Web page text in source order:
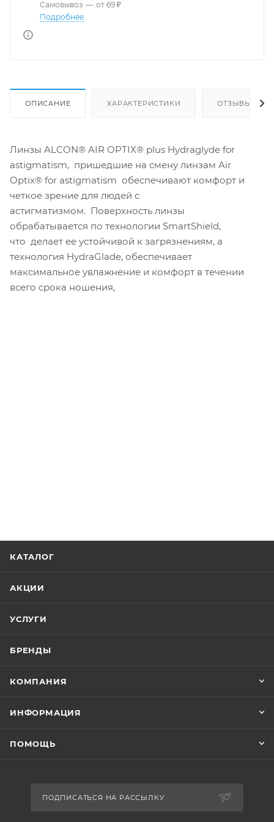
Самовывоз — от 69 ₽
Подробнее
ОПИСАНИЕ ХАРАКТЕРИСТИКИ ОТЗЫВЫ
Линзы ALCON® AIR OPTIX® plus Hydraglyde for
astigmatism, пришедшие на смену линзам Air
Optix® for astigmatism обеспечивают комфорт и
четкое зрение для людей с
астигматизмом. Поверхность линзы
обрабатывается по технологии SmartShield,
что делает ее устойчивой к загрязнениям, а
технология HydraGlade, обеспечивает
максимальное увлажнение и комфорт в течении
всего срока ношения,
КАТАЛОГ
АКЦИИ
УСЛУГИ
БРЕНДЫ
КОМПАНИЯ
ИНФОРМАЦИЯ
ПОМОЩЬ
ПОДПИСАТЬСЯ НА РАССЫЛКУ